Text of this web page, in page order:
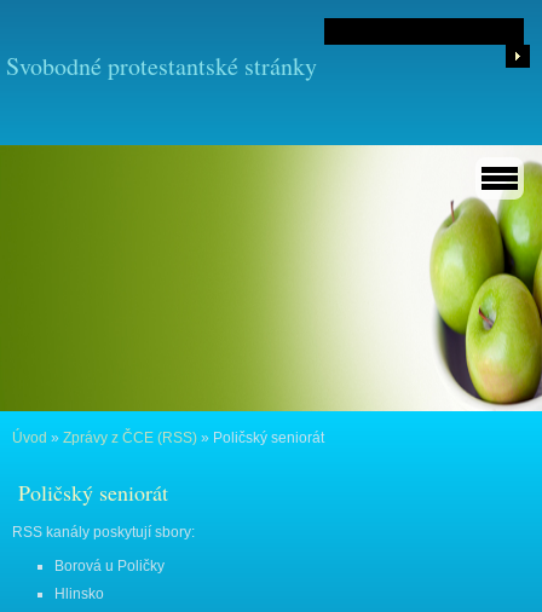
Svobodné protestantské stránky
Úvod » Zprávy z ČCE (RSS) » Poličský seniorát
Poličský seniorát
RSS kanály poskytují sbory:
Borová u Poličky
Hlinsko